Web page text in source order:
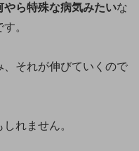
やら特殊な病気みたいな
す。
それが伸びていくので
れません。